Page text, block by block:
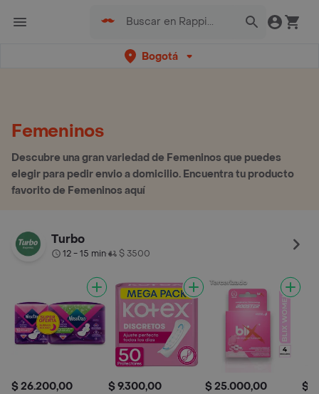
Bogotá
Femeninos
Descubre una gran variedad de Femeninos que puedes
elegir para pedir envio a domicilio. Encuentra tu producto
favorito de Femeninos aquí
Turbo
12 - 15 min• $ 3500
$ 26.200,00 $ 9.300,00 $ 25.000,00 $